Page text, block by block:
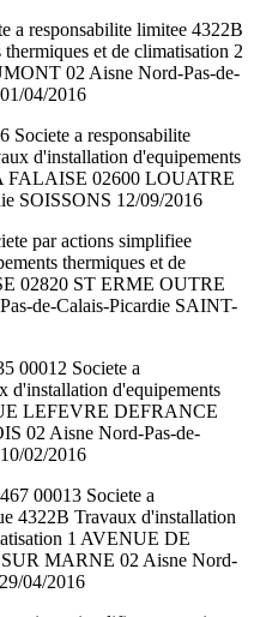
a responsabilite limitee 4322B
et de climatisation 2
02 Aisne Nord-Pas-de-
04/2016
a responsabilite
d'installation d'equipements
FALAISE 02600 LOUATRE
SOISSONS 12/09/2016
par actions simplifiee
thermiques et de
02820 ST ERME OUTRE
de-Calais-Picardie SAINT-
00012 Societe a
d'installation d'equipements
LEFEVRE DEFRANCE
02 Aisne Nord-Pas-de-
02/2016
00013 Societe a
4322B Travaux d'installation
1 AVENUE DE
MARNE 02 Aisne Nord-
04/2016